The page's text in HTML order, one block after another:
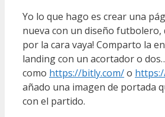
Yo lo que hago es crear una
nueva con un diseño futbolero,
por la cara vaya! Comparto la
landing con un acortador o
como https://bitly.com/o
añado una imagen de portada
con el partido.